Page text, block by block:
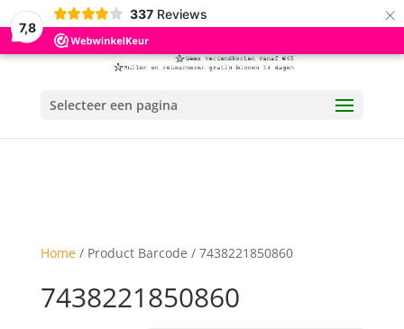
7,8
337 Reviews ×
Selecteer een pagina
Home/ Product Barcode / 7438221850860
7438221850860